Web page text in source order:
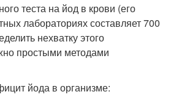
теста на йод в крови (его
лабораториях составляет 700
нехватку этого
простыми методами
йода в организме: